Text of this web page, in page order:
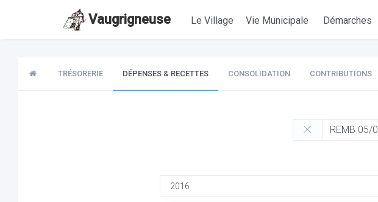
Vaugrigneuse Le Village Vie Municipale Démarches
TRÉSORERIE DÉPENSES & RECETTES CONSOLIDATION CONTRIBUTIONS